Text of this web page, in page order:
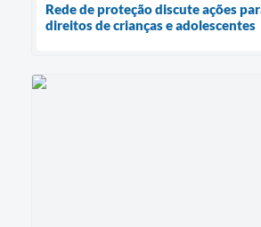
Rede de proteção discute ações
direitos de crianças e adolescentes